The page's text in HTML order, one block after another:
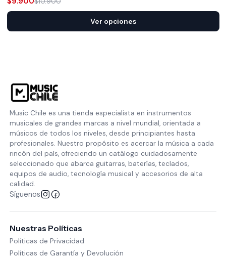
Ver opciones
Music Chile es una tienda especialista en instrumentos
musicales de grandes marcas a nivel mundial, orientada a
músicos de todos los niveles, desde principiantes hasta
profesionales. Nuestro propósito es acercar la música a cada
rincón del país, ofreciendo un catálogo cuidadosamente
seleccionado que abarca guitarras, baterías, teclados,
equipos de audio, tecnología musical y accesorios de alta
calidad.
Síguenos
Nuestras Políticas
Políticas de Privacidad
Políticas de Garantía y Devolución